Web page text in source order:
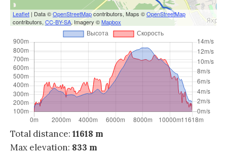
Leaflet | Data ©OpenStreetMapcontributors, Maps ©OpenStreetMap
contributors, CC-BY-SA, Imagery ©Mapbox
Total distance: 11618 m
Max elevation: 833 m